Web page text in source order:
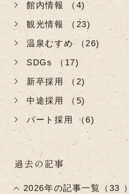
館内情報 （4)
観光情報 （23)
温泉むすめ （26)
SDGs （17)
新卒採用 （2)
中途採用 （5)
パート採用 （6)
過去の記事
2026年の記事一覧（33 ）